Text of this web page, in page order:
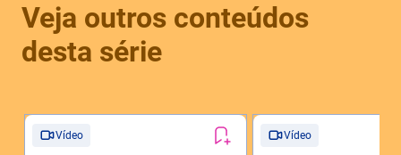
Veja outros conteúdos
desta série
Vídeo Vídeo